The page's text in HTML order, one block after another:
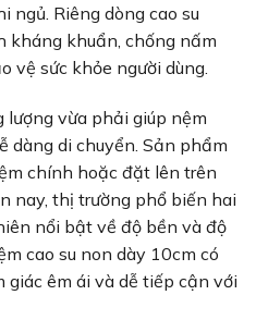
ngủ. Riêng dòng cao su
kháng khuẩn, chống nấm
vệ sức khỏe người dùng.
vừa phải giúp nệm
dàng di chuyển. Sản phẩm
chính hoặc đặt lên trên
nay, thị trường phổ biến hai
nổi bật về độ bền và độ
cao su non dày 10cm có
giác êm ái và dễ tiếp cận với